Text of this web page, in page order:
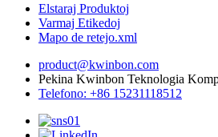
Elstaraj Produktoj
Varmaj Etikedoj
Mapo de retejo.xml
product@kwinbon.com
Pekina Kwinbon Teknologia
Telefono: +86 15231118512